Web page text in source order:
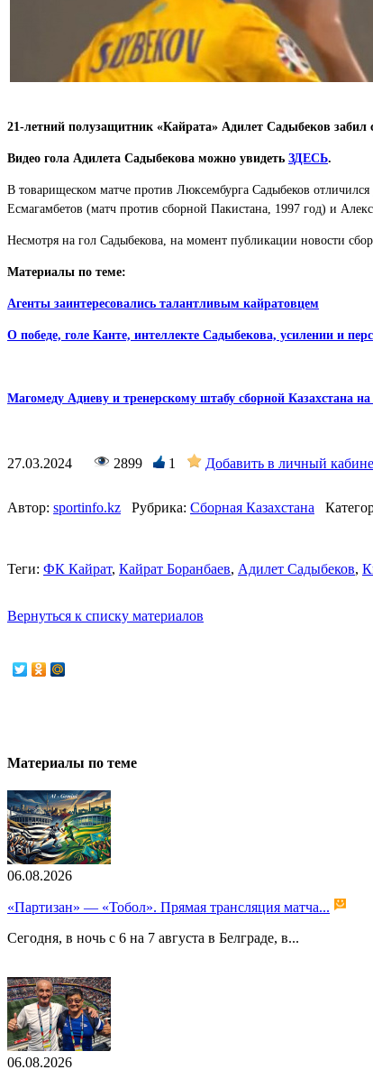
21-летний полузащитник «Кайрата» Адилет Садыбеков
Видео гола Адилета Садыбекова можно увидеть ЗДЕСЬ.
В товарищеском матче против Люксембурга Садыбеков
Есмагамбетов (матч против сборной Пакистана, 1997 год) и
Несмотря на гол Садыбекова, на момент публикации новости
Материалы по теме:
Агенты заинтересовались талантливым кайратовцем
О победе, голе Канте, интеллекте Садыбекова, усилении и
Магомеду Адиеву и тренерскому штабу сборной Казахстана на
27.03.2024 2899 1 Добавить в личный
Автор: sportinfo.kz Рубрика: Сборная Казахстана
Теги: ФК Кайрат, Кайрат Боранбаев, Адилет Садыбеков,
Вернуться к списку материалов
Материалы по теме
06.08.2026
«Партизан» — «Тобол». Прямая трансляция матча...
Сегодня, в ночь с 6 на 7 августа в Белграде, в...
06.08.2026